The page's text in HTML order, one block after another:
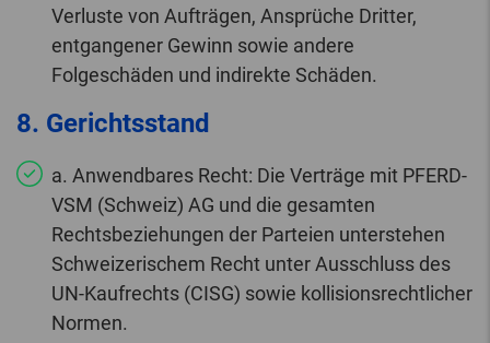
Verluste von Aufträgen, Ansprüche Dritter,
entgangener Gewinn sowie andere
Folgeschäden und indirekte Schäden.
8. Gerichtsstand
a. Anwendbares Recht: Die Verträge mit PFERD-
VSM (Schweiz) AG und die gesamten
Rechtsbeziehungen der Parteien unterstehen
Schweizerischem Recht unter Ausschluss des
UN-Kaufrechts (CISG) sowie kollisionsrechtlicher
Normen.